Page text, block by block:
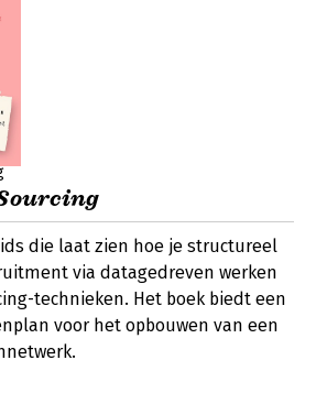
die laat zien hoe je structureel
via datagedreven werken
technieken. Het boek biedt een
voor het opbouwen van een